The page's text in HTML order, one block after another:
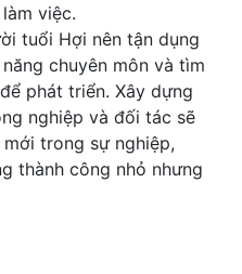
việc.
tuổi Hợi nên tận dụng
chuyên môn và tìm
phát triển. Xây dựng
nghiệp và đối tác sẽ
trong sự nghiệp,
thành công nhỏ nhưng